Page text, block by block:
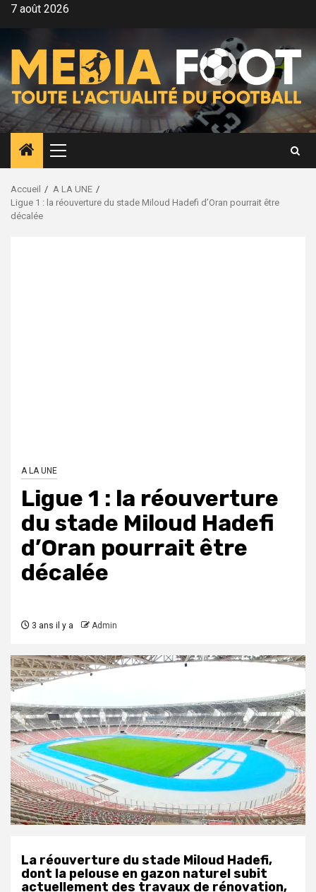
Aller7 août 2026
Menu
principal
Accueil
A LA UNE
Ligue 1 : la réouverture du stade Miloud Hadefi d’Oran pourrait être
décalée
A LA UNE
Ligue 1 : la réouverture
du stade Miloud Hadefi
d’Oran pourrait être
décalée
3 ans il y a Admin
La réouverture du stade Miloud Hadefi,
dont la pelouse en gazon naturel subit
actuellement des travaux de rénovation,